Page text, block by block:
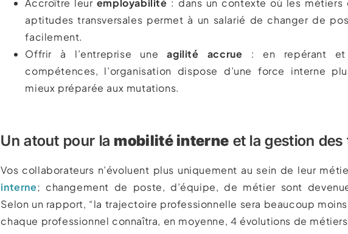
Accroître leur employabilité : dans un contexte où les métiers
aptitudes transversales permet à un salarié de changer de
facilement.
Offrir à l’entreprise uneagilité accrue : en repérant et
compétences, l’organisation dispose d’une force interne
mieux préparée aux mutations.
Un atout pour la mobilité interne et la gestion des
Vos collaborateurs n’évoluent plus uniquement au sein de leur
interne; changement de poste, d’équipe, de métier sont
Selon un rapport, “la trajectoire professionnelle sera beaucoup moins
chaque professionnel connaîtra, en moyenne, 4 évolutions de